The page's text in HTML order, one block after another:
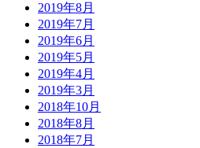
2019年8月
2019年7月
2019年6月
2019年5月
2019年4月
2019年3月
2018年10月
2018年8月
2018年7月